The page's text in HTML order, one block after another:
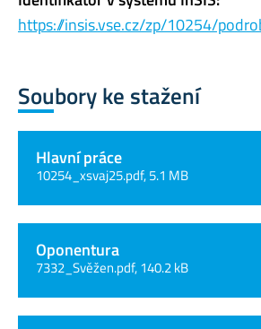
https://insis.vse.cz/zp/10254/
Soubory ke stažení
Hlavní práce
10254_xsvaj25.pdf, 5.1 MB
Oponentura
7332_Svěžen.pdf, 140.2 kB